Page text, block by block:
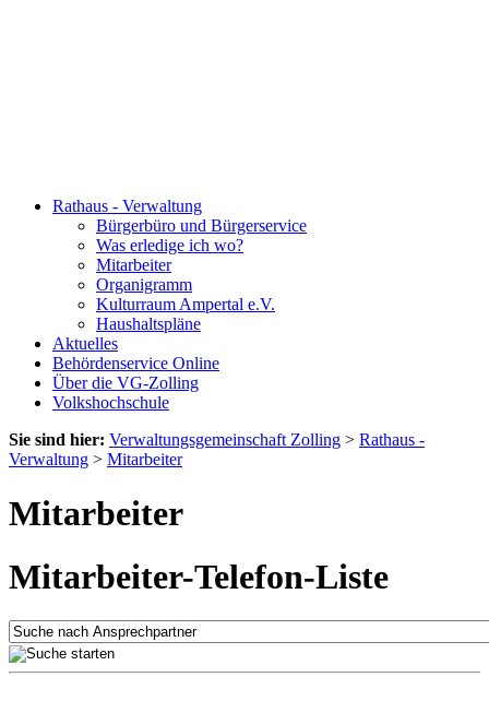
Rathaus - Verwaltung
Bürgerbüro und Bürgerservice
Was erledige ich wo?
Mitarbeiter
Organigramm
Kulturraum Ampertal e.V.
Haushaltspläne
Aktuelles
Behördenservice Online
Über die VG-Zolling
Volkshochschule
Sie sind hier: Verwaltungsgemeinschaft Zolling > Rathaus -
Verwaltung > Mitarbeiter
Mitarbeiter
Mitarbeiter-Telefon-Liste